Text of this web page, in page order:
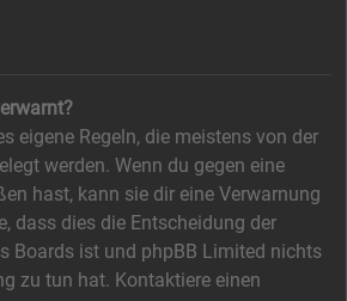
eigene Regeln, die meistens von der
werden. Wenn du gegen eine
hast, kann sie dir eine Verwarnung
dass dies die Entscheidung der
Boards ist und phpBB Limited nichts
zu tun hat. Kontaktiere einen